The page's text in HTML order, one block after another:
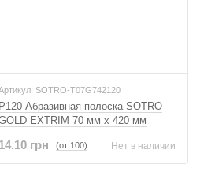
SOTRO-T07G742120
P120 Абразивная полоска SOTRO
EXTRIM 70 мм x 420 мм
14.10 грн (от 100) Нет в наличии